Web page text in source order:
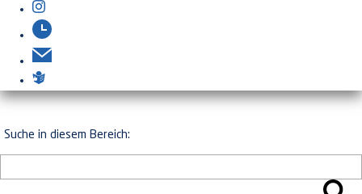
Suche in diesem Bereich: